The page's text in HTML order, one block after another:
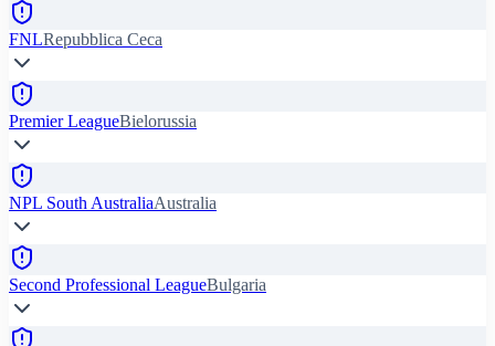
FNLRepubblica Ceca
Premier LeagueBielorussia
NPL South AustraliaAustralia
Second Professional LeagueBulgaria